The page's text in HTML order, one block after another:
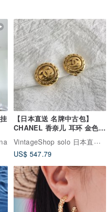
【日本直送 名牌中古包】
CHANEL 香奈儿 耳环 金色
经典双 C Logo vintage 古
董 mmanki
VintageShop solo 日本直送中古包专卖店
US$ 547.79